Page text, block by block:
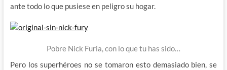
ante todo lo que pusiese en peligro su hogar.
Pobre Nick Furia, con lo que tu has sido…
Pero los superhéroes no se tomaron esto demasiado bien, se